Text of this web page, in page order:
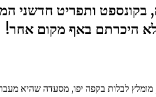
ותפריט חדשני
היכרתם באף מקום אחר!
לבלות בקפה יפו, מסעדה שהיא